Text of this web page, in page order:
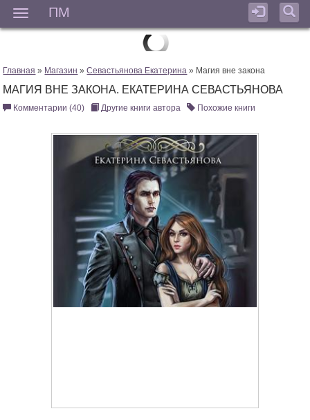
ПМ
Главная » Магазин »Севастьянова Екатерина » Магия вне закона
МАГИЯ ВНЕ ЗАКОНА. ЕКАТЕРИНА СЕВАСТЬЯНОВА
Комментарии (40) Другие книги автора Похожие книги